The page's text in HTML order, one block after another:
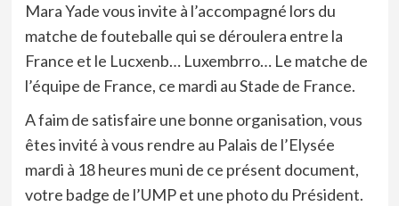
Mara Yade vous invite à l’accompagné lors du
matche de fouteballe qui se déroulera entre la
France et le Lucxenb… Luxembrro… Le matche de
l’équipe de France, ce mardi au Stade de France.
A faim de satisfaire une bonne organisation, vous
êtes invité à vous rendre au Palais de l’Elysée
mardi à 18 heures muni de ce présent document,
votre badge de l’UMP et une photo du Président.